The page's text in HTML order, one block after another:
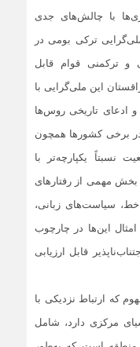
با چالش‌های جدی
ترکی بومی در
و ترکمنی قوام قابل
این ملی‌گرایی با
ادعای تاریخی روس‌ها
برخی کشورها همچون
نسبتاً یکپارچه‌تر با
مهمی از رفتارهای
خط، سیاست‌های زبانی،
این‌ها در چارچوب
قابل ارزیابی
که ارتباط نزدیکی با
مرکزی دارد، شامل